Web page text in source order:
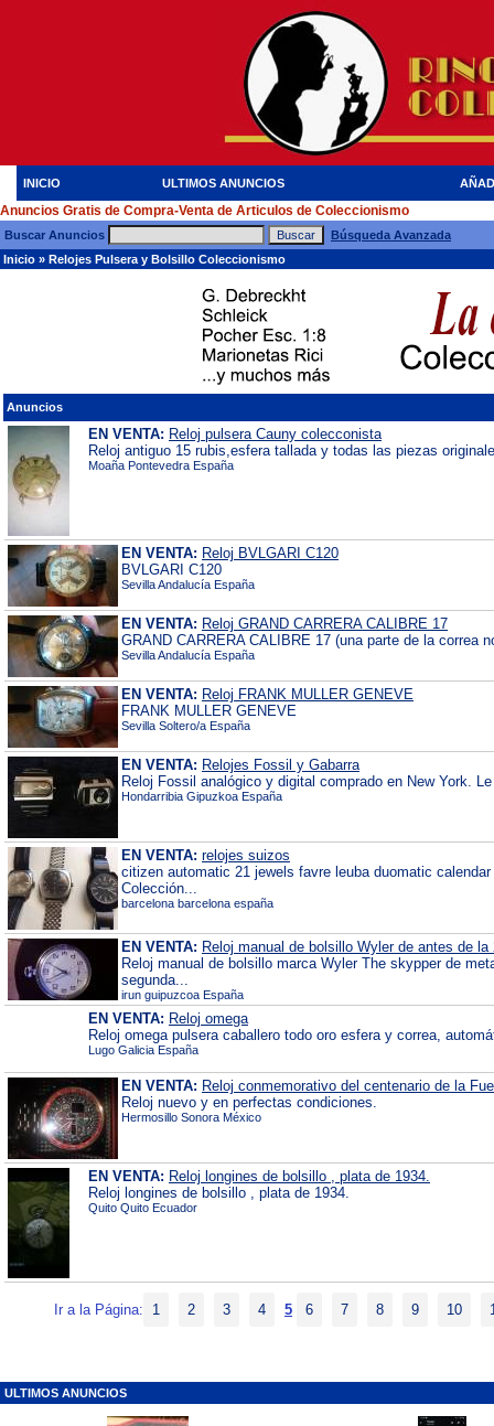
INICIO ULTIMOS ANUNCIOS
Anuncios Gratis de Compra-Venta de Articulos de Coleccionismo
Buscar Anuncios
Búsqueda Avanzada
Inicio » Relojes Pulsera y Bolsillo Coleccionismo
Anuncios
EN VENTA: Reloj pulsera Cauny colecconista
Reloj antiguo 15 rubis,esfera tallada y todas las piezas
Moaña Pontevedra España
EN VENTA: Reloj BVLGARI C120
BVLGARI C120
Sevilla Andalucía España
EN VENTA: Reloj GRAND CARRERA CALIBRE 17
GRAND CARRERA CALIBRE 17 (una parte de la correa
Sevilla Andalucía España
EN VENTA: Reloj FRANK MULLER GENEVE
FRANK MULLER GENEVE
Sevilla Soltero/a España
EN VENTA: Relojes Fossil y Gabarra
Reloj Fossil analógico y digital comprado en New York.
Hondarribia Gipuzkoa España
EN VENTA: relojes suizos
citizen automatic 21 jewels favre leuba duomatic
Colección...
barcelona barcelona españa
EN VENTA: Reloj manual de bolsillo Wyler de antes de
Reloj manual de bolsillo marca Wyler The skypper de
segunda...
irun guipuzcoa España
EN VENTA: Reloj omega
Reloj omega pulsera caballero todo oro esfera y correa,
Lugo Galicia España
EN VENTA: Reloj conmemorativo del centenario de la
Reloj nuevo y en perfectas condiciones.
Hermosillo Sonora México
EN VENTA: Reloj longines de bolsillo , plata de 1934.
Reloj longines de bolsillo , plata de 1934.
Quito Quito Ecuador
Ir a la Página: 1 2 3 4 5 6 7 8 9 10
ULTIMOS ANUNCIOS